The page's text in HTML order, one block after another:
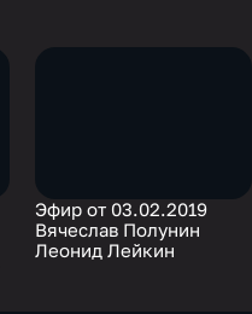
Эфир от 03.02.2019
Вячеслав Полунин
Леонид Лейкин